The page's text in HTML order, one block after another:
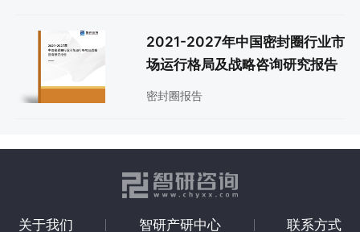
2021-2027年中国密封圈行业市
场运行格局及战略咨询研究报告
密封圈报告
关于我们 智研产研中心 联系方式